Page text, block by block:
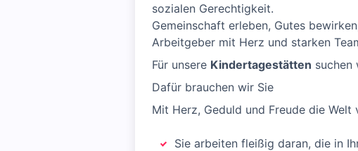
sozialen Gerechtigkeit.
Gemeinschaft erleben, Gutes
Arbeitgeber mit Herz und starken
Für unsere Kindertagestätten suchen
Dafür brauchen wir Sie
Mit Herz, Geduld und Freude die Welt
Sie arbeiten fleißig daran, die in